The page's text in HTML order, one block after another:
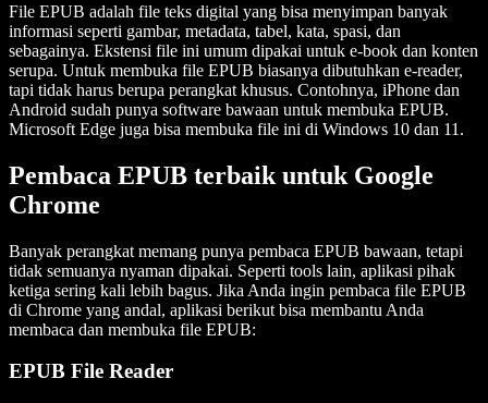
File EPUB adalah file teks digital yang bisa menyimpan banyak
informasi seperti gambar, metadata, tabel, kata, spasi, dan
sebagainya. Ekstensi file ini umum dipakai untuk e-book dan konten
serupa. Untuk membuka file EPUB biasanya dibutuhkan e-reader,
tapi tidak harus berupa perangkat khusus. Contohnya, iPhone dan
Android sudah punya software bawaan untuk membuka EPUB.
Microsoft Edge juga bisa membuka file ini di Windows 10 dan 11.
Pembaca EPUB terbaik untuk Google
Chrome
Banyak perangkat memang punya pembaca EPUB bawaan, tetapi
tidak semuanya nyaman dipakai. Seperti tools lain, aplikasi pihak
ketiga sering kali lebih bagus. Jika Anda ingin pembaca file EPUB
di Chrome yang andal, aplikasi berikut bisa membantu Anda
membaca dan membuka file EPUB:
EPUB File Reader